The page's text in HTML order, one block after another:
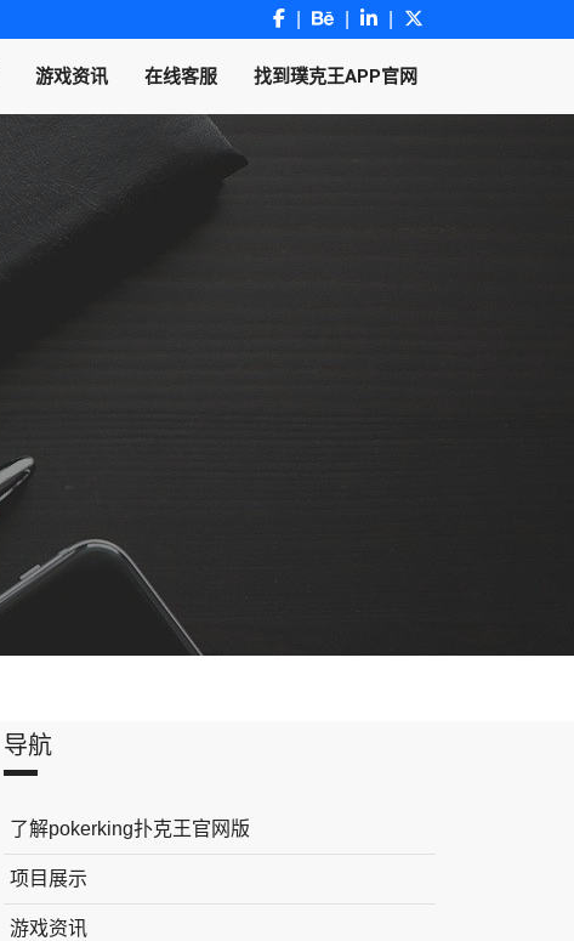
游戏资讯 在线客服 找到璞克王APP官网
导航
了解pokerking扑克王官网版
项目展示
游戏资讯